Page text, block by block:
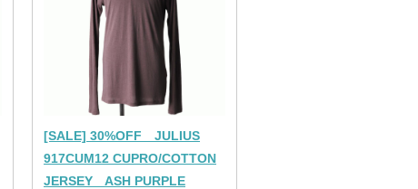
[SALE] 30%OFF JULIUS
917CUM12 CUPRO/COTTON
JERSEY ASH PURPLE